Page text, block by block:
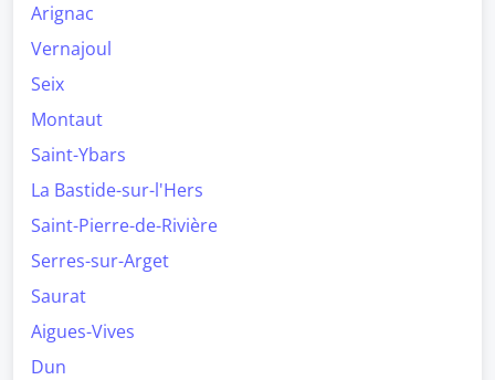
Arignac
Vernajoul
Seix
Montaut
Saint-Ybars
La Bastide-sur-l'Hers
Saint-Pierre-de-Rivière
Serres-sur-Arget
Saurat
Aigues-Vives
Dun